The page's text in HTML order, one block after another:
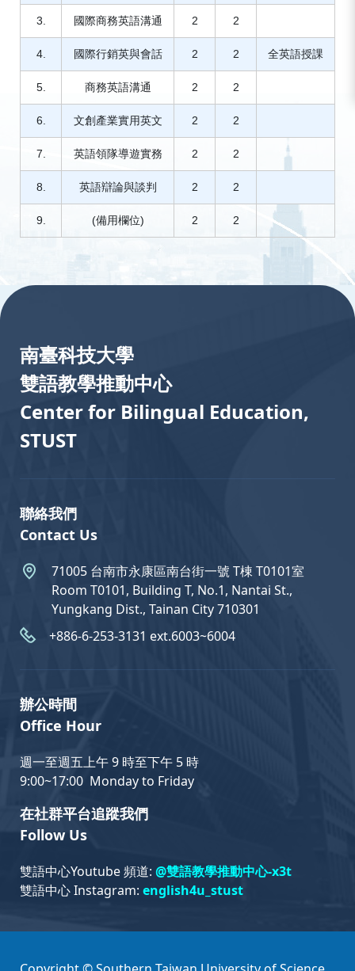
3. 國際商務英語溝通 2 2
4. 國際行銷英與會話 2 2 全英語授課
5. 商務英語溝通 2 2
6. 文創產業實用英文 2 2
7. 英語領隊導遊實務 2 2
8. 英語辯論與談判 2 2
9. (備用欄位) 2 2
南臺科技大學
雙語教學推動中心
Center for Bilingual Education,
STUST
聯絡我們
Contact Us
71005 台南市永康區南台街一號 T棟 T0101室
Room T0101, Building T, No.1, Nantai St.,
Yungkang Dist., Tainan City 710301
+886-6-253-3131 ext.6003~6004
辦公時間
Office Hour
週一至週五上午 9 時至下午 5 時
9:00~17:00 Monday to Friday
在社群平台追蹤我們
Follow Us
雙語中心Youtube 頻道: @雙語教學推動中心-x3t
雙語中心 Instagram: english4u_stust